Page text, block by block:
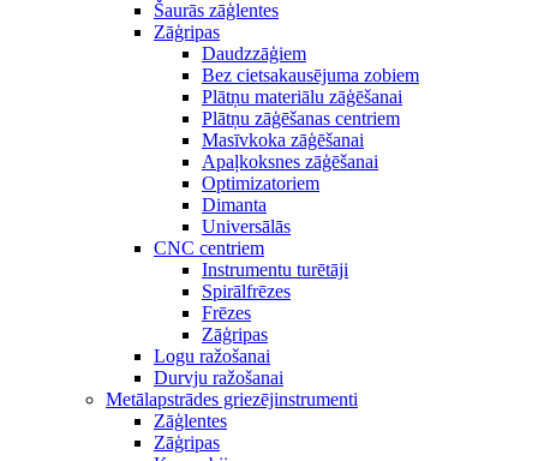
Šaurās zāģlentes
Zāģripas
Daudzzāģiem
Bez cietsakausējuma zobiem
Plātņu materiālu zāģēšanai
Plātņu zāģēšanas centriem
Masīvkoka zāģēšanai
Apaļkoksnes zāģēšanai
Optimizatoriem
Dimanta
Universālās
CNC centriem
Instrumentu turētāji
Spirālfrēzes
Frēzes
Zāģripas
Logu ražošanai
Durvju ražošanai
Metālapstrādes griezējinstrumenti
Zāģlentes
Zāģripas